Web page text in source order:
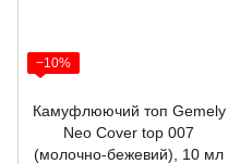
−10%
Камуфлюючий топ Gemely
Neo Cover top 007
(молочно-бежевий), 10 мл